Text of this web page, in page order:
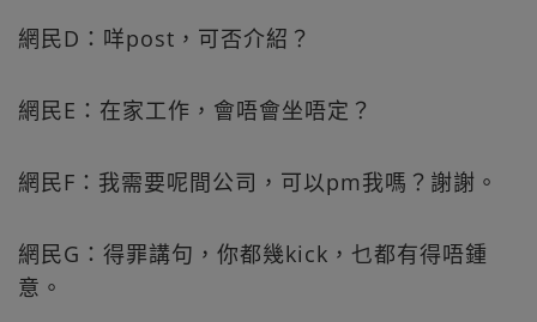
網民D：咩post，可否介紹？
網民E：在家工作，會唔會坐唔定？
網民F：我需要呢間公司，可以pm我嗎？謝謝。
網民G：得罪講句，你都幾kick，乜都有得唔鍾
意。